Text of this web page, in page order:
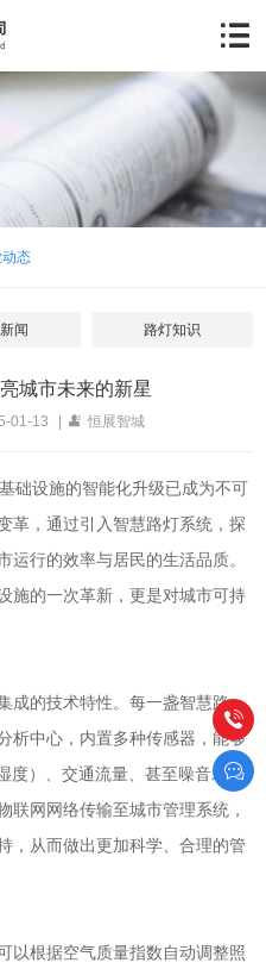
态
闻 路灯知识
城市未来的新星
01-13 恒展智城
础设施的智能化升级已成为不可
革，通过引入智慧路灯系统，探
行的效率与居民的生活品质。
施的一次革新，更是对城市可持
成的技术特性。每一盏智慧路
析中心，内置多种传感器，能够
度）、交通流量、甚至噪音水平
联网网络传输至城市管理系统，
，从而做出更加科学、合理的管
以根据空气质量指数自动调整照